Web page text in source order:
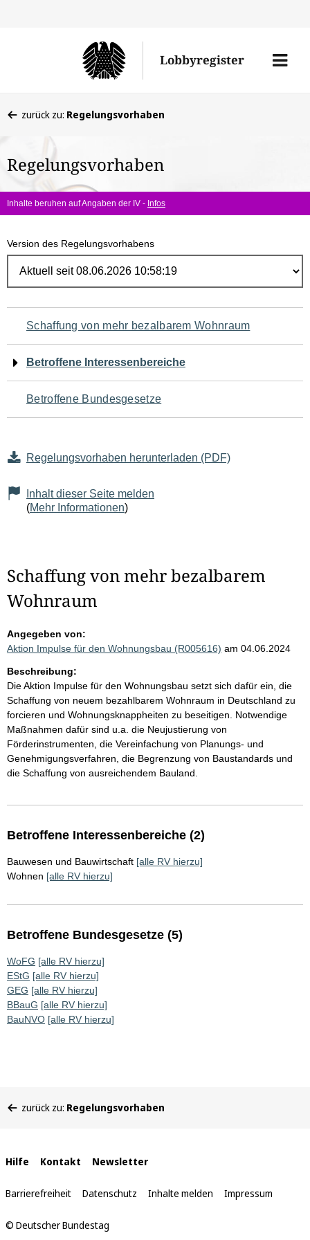
Lobbyregister
Menü
befinden
hier:
zurück zu: Regelungsvorhaben
Regelungsvorhaben
Inhalte beruhen auf Angaben der IV - Infos
Version des Regelungsvorhabens
Navigation
für
den
Seiteninhalt
Schaffung von mehr bezalbarem Wohnraum
Betroffene Interessenbereiche
Betroffene Bundesgesetze
Regelungsvorhaben herunterladen (PDF)
Inhalt dieser Seite melden
(Mehr Informationen)
Schaffung von mehr bezalbarem
Wohnraum
Angegeben von:
Aktion Impulse für den Wohnungsbau (R005616) am 04.06.2024
Beschreibung:
Die Aktion Impulse für den Wohnungsbau setzt sich dafür ein, die
Schaffung von neuem bezahlbarem Wohnraum in Deutschland zu
forcieren und Wohnungsknappheiten zu beseitigen. Notwendige
Maßnahmen dafür sind u.a. die Neujustierung von
Förderinstrumenten, die Vereinfachung von Planungs- und
Genehmigungsverfahren, die Begrenzung von Baustandards und
die Schaffung von ausreichendem Bauland.
Betroffene Interessenbereiche (2)
Bauwesen und Bauwirtschaft [alle RV hierzu]
Wohnen [alle RV hierzu]
Betroffene Bundesgesetze (5)
WoFG [alle RV hierzu]
EStG [alle RV hierzu]
GEG [alle RV hierzu]
BBauG [alle RV hierzu]
BauNVO [alle RV hierzu]
befinden
zurück zu: Regelungsvorhaben
Interne
Links
Hilfe Kontakt Newsletter
Barrierefreiheit Datenschutz Inhalte melden Impressum
© Deutscher Bundestag